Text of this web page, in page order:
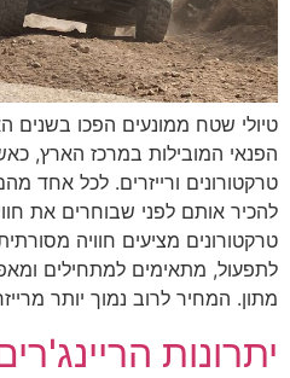
טיולי שטח ממונעים הפכו בשנים
הפנאי המובילות במרכז הארץ,
טרקטורונים ורייזרים. לכל אחד
להכיר אותם לפני שבוחרים את
טרקטורונים מציעים חוויה
לתפעול, מתאימים למתחילים
מתון. המחיר לרוב נמוך יותר
יתרונות